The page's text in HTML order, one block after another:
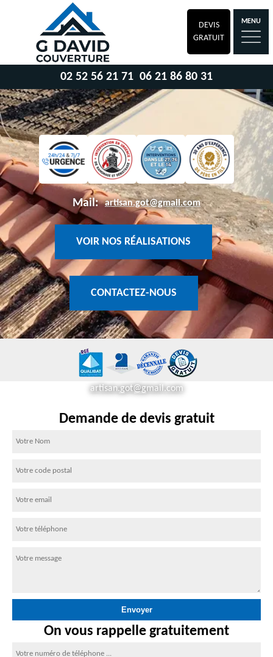
DEVIS
GRATUIT
MENU
02 52 56 21 71 06 21 86 80 31
Mail: artisan.got@gmail.com
VOIR NOS RÉALISATIONS
CONTACTEZ-NOUS
artisan.got@gmail.com
Demande de devis gratuit
On vous rappelle gratuitement